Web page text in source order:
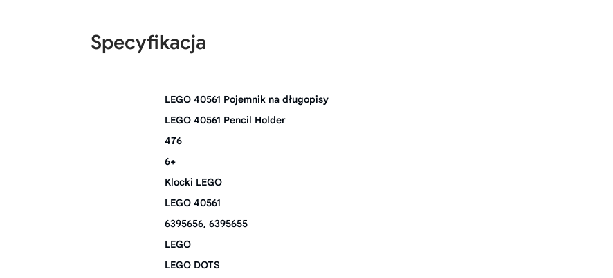
Specyfikacja
LEGO 40561 Pojemnik na długopisy
LEGO 40561 Pencil Holder
476
6+
Klocki LEGO
LEGO 40561
6395656, 6395655
LEGO
LEGO DOTS